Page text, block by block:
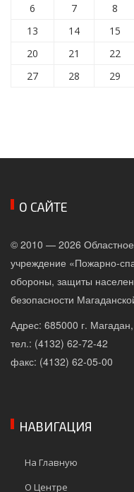
6
7 8
13
14 15
20 21 22
27 28 29
О САЙТЕ
© 2010 — 2026 Областное
учреждение «Пожарно-
обороны, защиты
безопасности
Адрес: 685000 г.
тел.: (4132) 62-72-42
факс: (4132) 62-05-00
НАВИГАЦИЯ
На Главную
О Центре